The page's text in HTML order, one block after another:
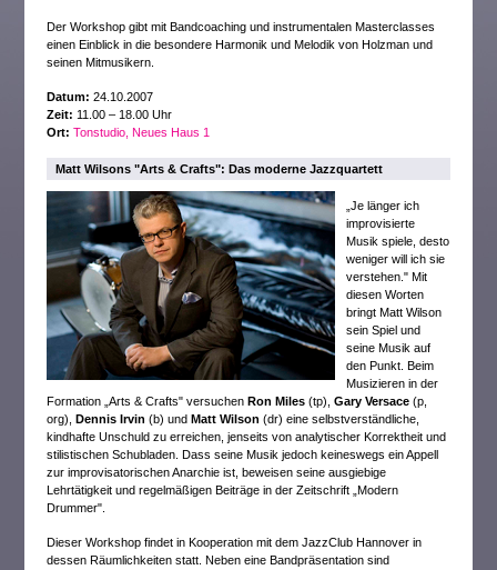
Der Workshop gibt mit Bandcoaching und instrumentalen Masterclasses
einen Einblick in die besondere Harmonik und Melodik von Holzman und
seinen Mitmusikern.
Datum: 24.10.2007
Zeit: 11.00 – 18.00 Uhr
Ort: Tonstudio, Neues Haus 1
Matt Wilsons "Arts & Crafts": Das moderne Jazzquartett
„Je länger ich
improvisierte
Musik spiele, desto
weniger will ich sie
verstehen." Mit
diesen Worten
bringt Matt Wilson
sein Spiel und
seine Musik auf
den Punkt. Beim
Musizieren in der
Formation „Arts & Crafts" versuchenRon Miles (tp),Gary Versace (p,
org),Dennis Irvin (b) undMatt Wilson (dr) eine selbstverständliche,
kindhafte Unschuld zu erreichen, jenseits von analytischer Korrektheit und
stilistischen Schubladen. Dass seine Musik jedoch keineswegs ein Appell
zur improvisatorischen Anarchie ist, beweisen seine ausgiebige
Lehrtätigkeit und regelmäßigen Beiträge in der Zeitschrift „Modern
Drummer".
Dieser Workshop findet in Kooperation mit dem JazzClub Hannover in
dessen Räumlichkeiten statt. Neben eine Bandpräsentation sind